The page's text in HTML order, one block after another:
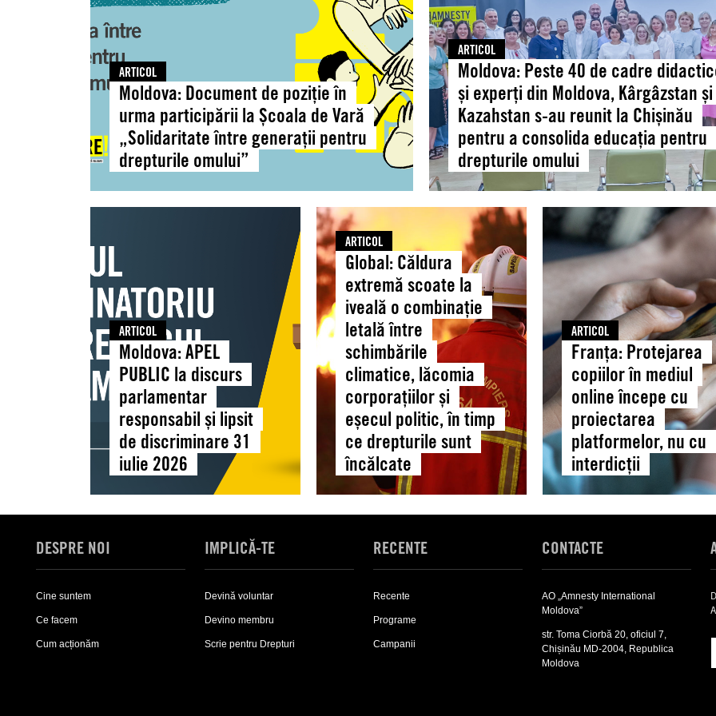
urma
participării
Școala
de
„Solidaritate
între
generații
ARTICOL
Moldova: Document de poziție în
urma participării la Școala de Vară
„Solidaritate între generații pentru
drepturile omului”
didactice
și
experți
din
Moldova,
Kârgâzstan
și
Kazahstan
s-
au
Chișinău
pentru
consolida
educația
pentru
drepturile
omului
ARTICOL
Moldova: Peste 40 de cadre
și experți din Moldova, Kârgâzstan și
Kazahstan s-au reunit la Chișinău
pentru a consolida educația pentru
drepturile omului
la
discurs
parlamentar
responsabil
și
lipsit
de
discriminare
iulie
2026
ARTICOL
Moldova: APEL
PUBLIC la discurs
parlamentar
responsabil și lipsit
de discriminare 31
iulie 2026
Global:
Căldura
extremă
scoate
la
iveală
o
combinație
letală
între
schimbările
climatice,
lăcomia
corporațiilor
drepturile
ARTICOL
Global: Căldura
extremă scoate la
iveală o combinație
letală între
schimbările
climatice, lăcomia
corporațiilor și
eșecul politic, în timp
ce drepturile sunt
încălcate
Franța:
Protejarea
copiilor
în
mediul
online
începe
cu
proiectarea
platformelor,
nu
cu
interdicții
ARTICOL
Franța: Protejarea
copiilor în mediul
online începe cu
proiectarea
platformelor, nu cu
interdicții
DESPRE NOI
Cine suntem
Ce facem
Cum acționăm
IMPLICĂ-TE
Devină voluntar
Devino membru
Scrie pentru Drepturi
RECENTE
Recente
Programe
Campanii
CONTACTE
AO „Amnesty International
Moldova”
str. Toma Ciorbă 20, oficiul 7,
Chișinău MD-2004, Republica
Moldova